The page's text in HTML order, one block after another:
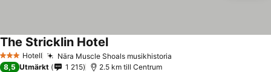
3 StjärnorHotell Nära Muscle Shoals musikhistoria
The Stricklin Hotel
8,5 Utmärkt 1 215 2.5 km till Centrum